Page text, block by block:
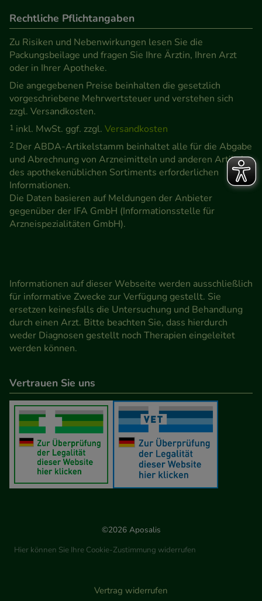
Rechtliche Pflichtangaben
Zu Risiken und Nebenwirkungen lesen Sie die
Packungsbeilage und fragen Sie Ihre Ärztin, Ihren Arzt
oder in Ihrer Apotheke.
Die angegebenen Preise beinhalten die gesetzlich
vorgeschriebene Mehrwertsteuer und verstehen sich
zzgl. Versandkosten.
1 inkl. MwSt. ggf. zzgl. Versandkosten
2 Der ABDA-Artikelstamm beinhaltet alle für die Abgabe
und Abrechnung von Arzneimitteln und anderen Artikeln
des apothekenüblichen Sortiments erforderlichen
Informationen.
Die Daten basieren auf Meldungen der Anbieter
gegenüber der IFA GmbH (Informationsstelle für
Arzneispezialitäten GmbH).
Informationen auf dieser Webseite werden ausschließlich
für informative Zwecke zur Verfügung gestellt. Sie
ersetzen keinesfalls die Untersuchung und Behandlung
durch einen Arzt. Bitte beachten Sie, dass hierdurch
weder Diagnosen gestellt noch Therapien eingeleitet
werden können.
Vertrauen Sie uns
©2026 Aposalis
Hier können Sie Ihre Cookie-Zustimmung widerrufen
Vertrag widerrufen